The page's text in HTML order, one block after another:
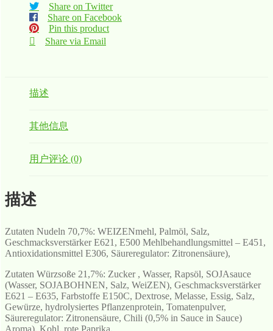
Share on Twitter
Share on Facebook
Pin this product
Share via Email
描述
其他信息
用户评论 (0)
描述
Zutaten Nudeln 70,7%: WEIZENmehl, Palmöl, Salz,
Geschmacksverstärker E621, E500 Mehlbehandlungsmittel – E451,
Antioxidationsmittel E306, Säureregulator: Zitronensäure),
Zutaten Würzsoße 21,7%: Zucker , Wasser, Rapsöl, SOJAsauce
(Wasser, SOJABOHNEN, Salz, WeiZEN), Geschmacksverstärker
E621 – E635, Farbstoffe E150C, Dextrose, Melasse, Essig, Salz,
Gewürze, hydrolysiertes Pflanzenprotein, Tomatenpulver,
Säureregulator: Zitronensäure, Chili (0,5% in Sauce in Sauce)
Aroma), Kohl, rote Paprika.